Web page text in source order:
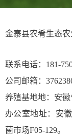
金寨县农肴生态农
联系电话：181-
公司邮箱：
养殖基地地：安
办公室地址：安
菌市场F05-129。